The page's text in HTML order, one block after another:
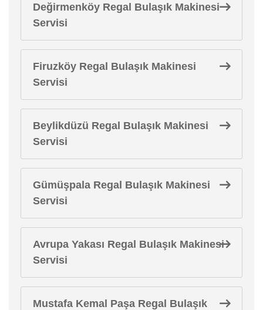
Değirmenköy Regal Bulaşık Makinesi
Servisi
Firuzköy Regal Bulaşık Makinesi
Servisi
Beylikdüzü Regal Bulaşık Makinesi
Servisi
Gümüşpala Regal Bulaşık Makinesi
Servisi
Avrupa Yakası Regal Bulaşık Makinesi
Servisi
Mustafa Kemal Paşa Regal Bulaşık